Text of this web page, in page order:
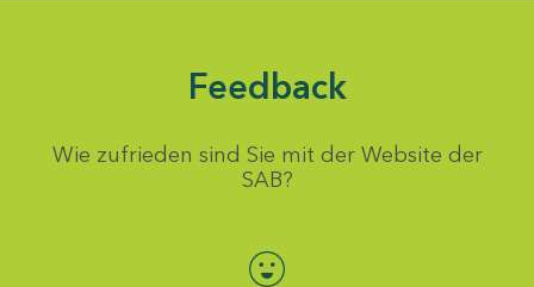
Feedback
Wie zufrieden sind Sie mit der Website der
SAB?
Bewertung auswählen